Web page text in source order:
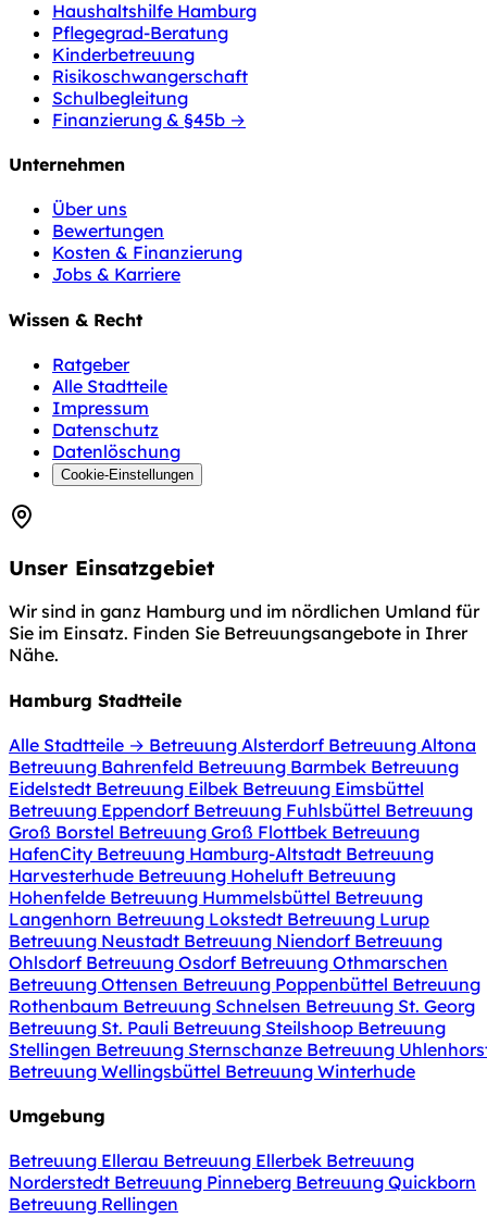
Haushaltshilfe Hamburg
Pflegegrad-Beratung
Kinderbetreuung
Risikoschwangerschaft
Schulbegleitung
Finanzierung & §45b →
Unternehmen
Über uns
Bewertungen
Kosten & Finanzierung
Jobs & Karriere
Wissen & Recht
Ratgeber
Alle Stadtteile
Impressum
Datenschutz
Datenlöschung
Cookie-Einstellungen
Unser Einsatzgebiet
Wir sind in ganz Hamburg und im nördlichen Umland für
Sie im Einsatz. Finden Sie Betreuungsangebote in Ihrer
Nähe.
Hamburg Stadtteile
Alle Stadtteile → Betreuung Alsterdorf Betreuung Altona
Betreuung Bahrenfeld Betreuung Barmbek Betreuung
Eidelstedt Betreuung Eilbek Betreuung Eimsbüttel
Betreuung Eppendorf Betreuung Fuhlsbüttel Betreuung
Groß Borstel Betreuung Groß Flottbek Betreuung
HafenCity Betreuung Hamburg-Altstadt Betreuung
Harvesterhude Betreuung Hoheluft Betreuung
Hohenfelde Betreuung Hummelsbüttel Betreuung
Langenhorn Betreuung Lokstedt Betreuung Lurup
Betreuung Neustadt Betreuung Niendorf Betreuung
Ohlsdorf Betreuung Osdorf Betreuung Othmarschen
Betreuung Ottensen Betreuung Poppenbüttel Betreuung
Rothenbaum Betreuung Schnelsen Betreuung St. Georg
Betreuung St. Pauli Betreuung Steilshoop Betreuung
Stellingen Betreuung Sternschanze Betreuung
Betreuung Wellingsbüttel Betreuung Winterhude
Umgebung
Betreuung Ellerau Betreuung Ellerbek Betreuung
Norderstedt Betreuung Pinneberg Betreuung Quickborn
Betreuung Rellingen